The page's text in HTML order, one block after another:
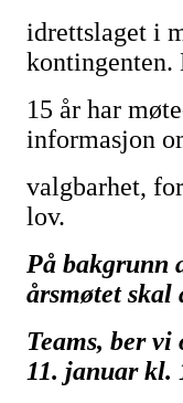
idrettslaget i
kontingenten.
15 år har
informasjon
valgbarhet,
lov.
På bakgrunn
årsmøtet skal
Teams, ber
11. januar